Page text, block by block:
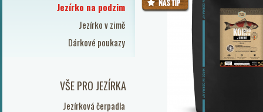
Jezírko na podzim
Jezírko v zimě
Dárkové poukazy
VŠE PRO JEZÍRKA
Jezírková čerpadla